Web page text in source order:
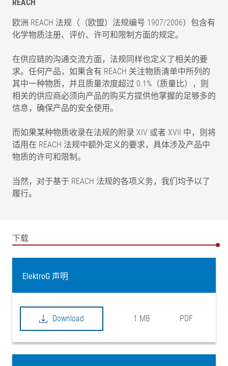
REACH
欧洲 REACH 法规（（欧盟）法规编号 1907/2006）包含有
化学物质注册、评价、许可和限制方面的规定。
在供应链的沟通交流方面，法规同样也定义了相关的要
求。任何产品，如果含有 REACH 关注物质清单中所列的
其中一种物质，并且质量浓度超过 0.1%（质量比），则
相关的供应商必须向产品的购买方提供他掌握的足够多的
信息，确保产品的安全使用。
而如果某种物质收录在法规的附录 XIV 或者 XVII 中，则将
适用在 REACH 法规中额外定义的要求，具体涉及产品中
物质的许可和限制。
当然，对于基于 REACH 法规的各项义务，我们均予以了
履行。
下载
ElektroG 声明
Download 1 MB PDF